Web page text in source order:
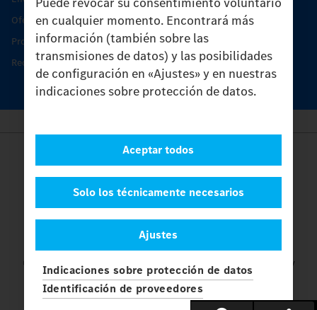
en cualquier momento. Encontrará más
información (también sobre las
transmisiones de datos) y las posibilidades
de configuración en «Ajustes» y en nuestras
indicaciones sobre protección de datos.
Ajustes
Solo los técnicamente necesarios
Aceptar todos
Indicaciones sobre protección de datos
Identificación de proveedores
Oferta de servicio del Unimog
Productos de piezas y servicio
Recambios originales
Provider
Contacto
Protección de datos
Ajustes
© 2026 Daimler Truck AG. Reservados todos los derechos.
y
Mercedes-Benz son marcas deMercedes-Benz Group AG.